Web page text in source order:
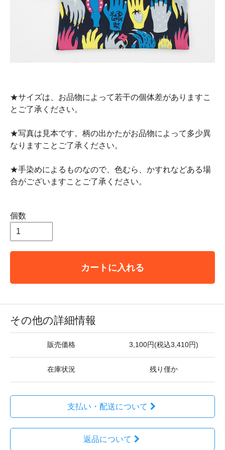
★サイズは、お品物によって若干の個体差がありますこ
とご了承ください。
★写真は見本です。柄の出かたがお品物によって多少異
なりますことご了承ください。
★手染めによるものなので、色むら、かすれなどある場
合がございますことご了承ください。
個数
カートに入れる
その他の詳細情報
販売価格 3,100円(税込3,410円)
在庫状況 残り僅か
支払い・配送について
返品について